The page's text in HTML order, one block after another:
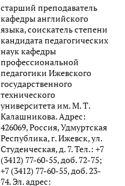
старший преподаватель
кафедры английского
языка, соискатель степени
кандидата педагогических
наук кафедры
профессиональной
педагогики Ижевского
государственного
технического
университета им. М. Т.
Калашникова. Адрес:
426069, Россия, Удмуртская
Республика, г. Ижевск, ул.
Студенческая, д. 7. Тел.: +7
(3412) 77-60-55, доб. 72-75;
+7 (3412) 77-60-55, доб. 23-
74. Эл. адрес: